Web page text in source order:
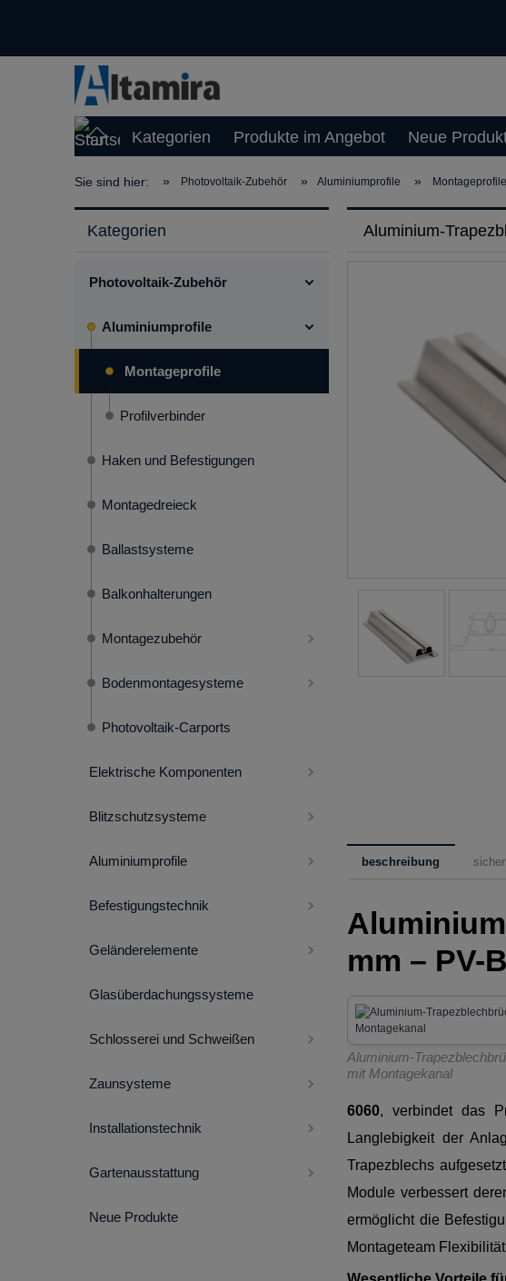
Kategorien Produkte im Angebot Neue
Sie sind hier: » Photovoltaik-Zubehör » Aluminiumprofile » Montageprofile
Kategorien
Photovoltaik-Zubehör
Aluminiumprofile
Montageprofile
Profilverbinder
Haken und Befestigungen
Montagedreieck
Ballastsysteme
Balkonhalterungen
Montagezubehör
Bodenmontagesysteme
Photovoltaik-Carports
Elektrische Komponenten
Blitzschutzsysteme
Aluminiumprofile
Befestigungstechnik
Geländerelemente
Glasüberdachungssysteme
Schlosserei und Schweißen
Zaunsysteme
Installationstechnik
Gartenausstattung
Neue Produkte
Aluminium-
beschreibung
mm – PV-
Aluminium-
mit Montagekanal
6060, verbindet das
Langlebigkeit der
Trapezblechs
Module verbessert
ermöglicht die
Montageteam